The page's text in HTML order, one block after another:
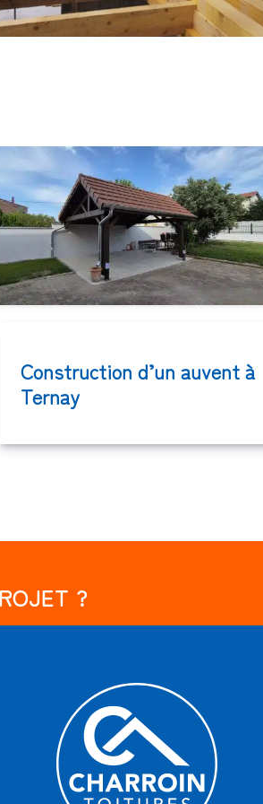
Construction d’un auvent à
Ternay
?